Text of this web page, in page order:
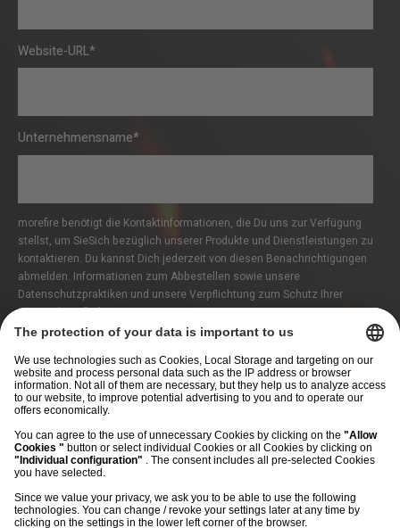
Website-URL*
Unternehmensname*
morefire benötigt die Kontaktinformationen, die Du uns zur Verfügung
stellst, um SieSich bezüglich unserer Produkte und Dienstleistungen zu
kontaktieren. Du kannst Dich jederzeit von diesen Benachrichtigungen
abmelden. Informationen zum Abbestellen sowie unsere
Datenschutzpraktiken und unsere Verpflichtung zum Schutz Ihrer
Privatsphäre findest Du in unserenDatenschutzbestimmungen.